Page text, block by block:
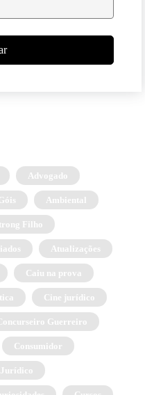
Advogado
Ambiental
Filho
Atualizações
Caiu na prova
Cine jurídico
Guerreiro
Consumidor